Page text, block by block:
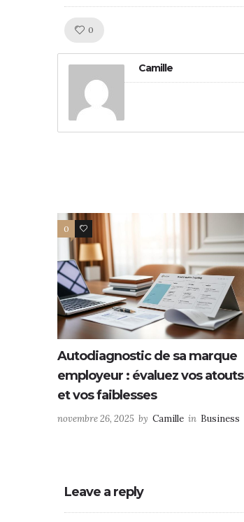
0
Camille
0 0
Autodiagnostic de sa marque
employeur : évaluez vos atouts
et vos faiblesses
novembre 26, 2025 by Camille in Business
Leave a reply